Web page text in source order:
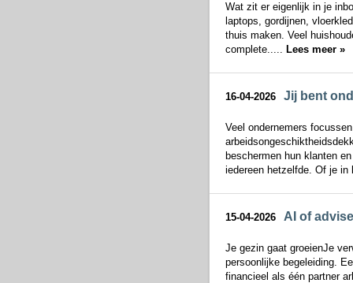
Wat zit er eigenlijk in je
laptops, gordijnen,
thuis maken. Veel
complete..... Lees meer »
16-04-2026 Jij bent
Veel ondernemers
beschermen hun klanten
iedereen hetzelfde. Of je
15-04-2026 AI of
Je gezin gaat groeienJe
persoonlijke begeleiding.
financieel als één partner